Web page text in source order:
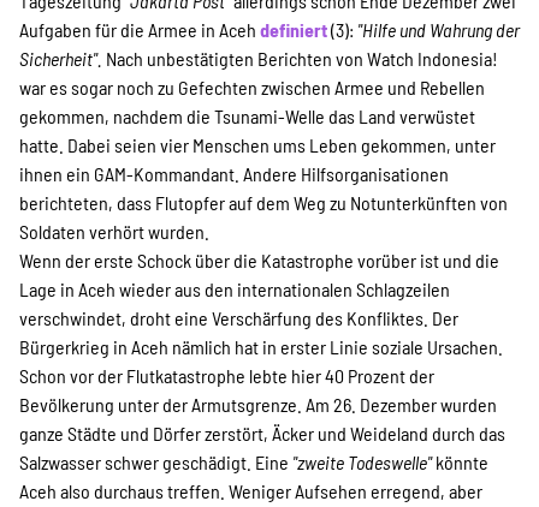
Aufgaben für die Armee in Aceh definiert(3): "Hilfe und Wahrung der
Sicherheit". Nach unbestätigten Berichten von Watch Indonesia!
war es sogar noch zu Gefechten zwischen Armee und Rebellen
gekommen, nachdem die Tsunami-Welle das Land verwüstet
hatte. Dabei seien vier Menschen ums Leben gekommen, unter
ihnen ein GAM-Kommandant. Andere Hilfsorganisationen
berichteten, dass Flutopfer auf dem Weg zu Notunterkünften von
Soldaten verhört wurden.
Wenn der erste Schock über die Katastrophe vorüber ist und die
Lage in Aceh wieder aus den internationalen Schlagzeilen
verschwindet, droht eine Verschärfung des Konfliktes. Der
Bürgerkrieg in Aceh nämlich hat in erster Linie soziale Ursachen.
Schon vor der Flutkatastrophe lebte hier 40 Prozent der
Bevölkerung unter der Armutsgrenze. Am 26. Dezember wurden
ganze Städte und Dörfer zerstört, Äcker und Weideland durch das
Salzwasser schwer geschädigt. Eine "zweite Todeswelle"könnte
Aceh also durchaus treffen. Weniger Aufsehen erregend, aber